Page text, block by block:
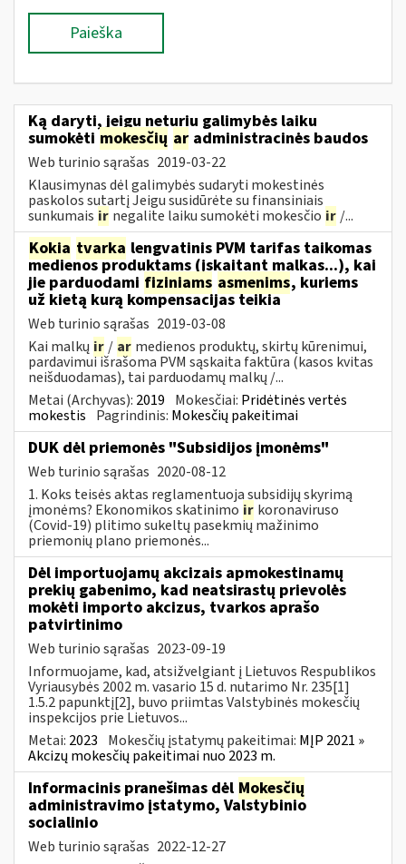
Paieška
Ką daryti, jeigu neturiu galimybės laiku
sumokėti mokesčių ar administracinės baudos
Web turinio sąrašas 2019-03-22
Klausimynas dėl galimybės sudaryti mokestinės
paskolos sutartį Jeigu susidūrėte su finansiniais
sunkumais ir negalite laiku sumokėti mokesčio ir /...
Kokia tvarka lengvatinis PVM tarifas taikomas
medienos produktams (įskaitant malkas...), kai
jie parduodami fiziniams asmenims, kuriems
už kietą kurą kompensacijas teikia
Web turinio sąrašas 2019-03-08
Kai malkų ir / ar medienos produktų, skirtų kūrenimui,
pardavimui išrašoma PVM sąskaita faktūra (kasos kvitas
neišduodamas), tai parduodamų malkų /...
Metai (Archyvas): 2019 Mokesčiai: Pridėtinės vertės
mokestis Pagrindinis: Mokesčių pakeitimai
DUK dėl priemonės "Subsidijos įmonėms"
Web turinio sąrašas 2020-08-12
1. Koks teisės aktas reglamentuoja subsidijų skyrimą
įmonėms? Ekonomikos skatinimo ir koronaviruso
(Covid-19) plitimo sukeltų pasekmių mažinimo
priemonių plano priemonės...
Dėl importuojamų akcizais apmokestinamų
prekių gabenimo, kad neatsirastų prievolės
mokėti importo akcizus, tvarkos aprašo
patvirtinimo
Web turinio sąrašas 2023-09-19
Informuojame, kad, atsižvelgiant į Lietuvos Respublikos
Vyriausybės 2002 m. vasario 15 d. nutarimo Nr. 235[1]
1.5.2 papunktį[2], buvo priimtas Valstybinės mokesčių
inspekcijos prie Lietuvos...
Metai: 2023 Mokesčių įstatymų pakeitimai: MĮP 2021 »
Akcizų mokesčių pakeitimai nuo 2023 m.
Informacinis pranešimas dėl Mokesčių
administravimo įstatymo, Valstybinio
socialinio
Web turinio sąrašas 2022-12-27